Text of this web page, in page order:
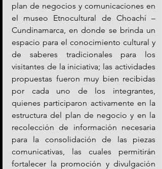
plan de negocios y comunicaciones en
el museo Etnocultural de Choachí –
Cundinamarca, en donde se brinda un
espacio para el conocimiento cultural y
de saberes tradicionales para los
visitantes de la iniciativa; las actividades
propuestas fueron muy bien recibidas
por cada uno de los integrantes,
quienes participaron activamente en la
estructura del plan de negocio y en la
recolección de información necesaria
para la consolidación de las piezas
comunicativas, las cuales permitirán
fortalecer la promoción y divulgación